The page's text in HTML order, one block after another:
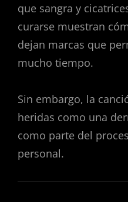
que sangra y
curarse muestran
dejan marcas que
mucho tiempo.
Sin embargo, la
heridas como una
como parte del
personal.